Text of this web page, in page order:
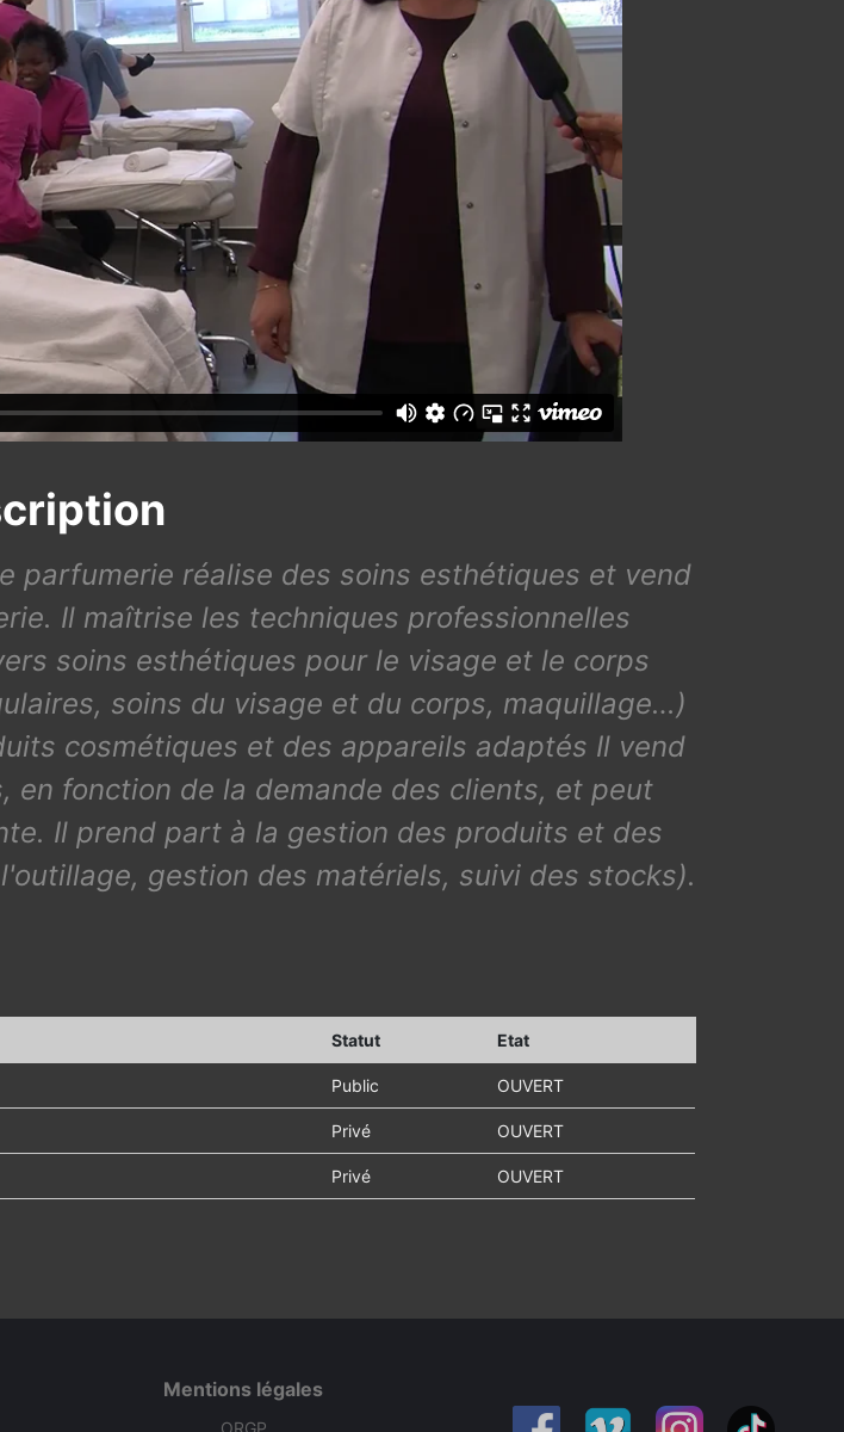
parfumerie réalise des soins esthétiques et vend
Il maîtrise les techniques professionnelles
soins esthétiques pour le visage et le corps
soins du visage et du corps, maquillage…)
cosmétiques et des appareils adaptés Il vend
fonction de la demande des clients, et peut
Il prend part à la gestion des produits et des
gestion des matériels, suivi des stocks).
Statut Etat
Public OUVERT
Privé OUVERT
Privé OUVERT
Mentions légales
ORGP